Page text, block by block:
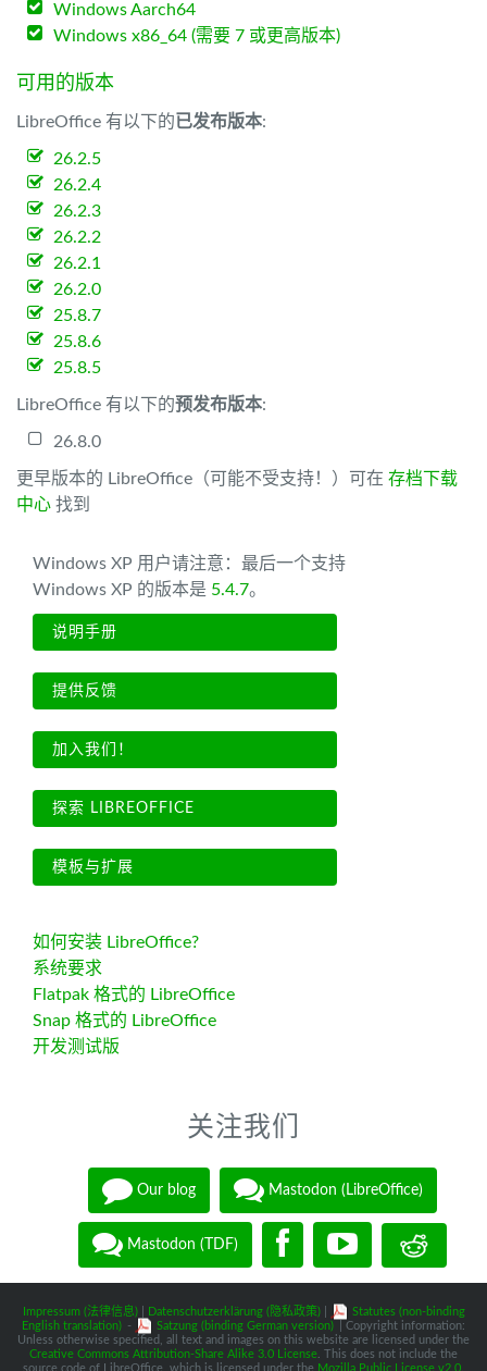
Windows Aarch64
Windows x86_64 (需要 7 或更高版本)
可用的版本
LibreOffice 有以下的已发布版本:
26.2.5
26.2.4
26.2.3
26.2.2
26.2.1
26.2.0
25.8.7
25.8.6
25.8.5
LibreOffice 有以下的预发布版本:
26.8.0
更早版本的 LibreOffice（可能不受支持！）可在 存档下载
中心 找到
Windows XP 用户请注意：最后一个支持
Windows XP 的版本是 5.4.7。
说明手册
提供反馈
加入我们！
探索 LIBREOFFICE
模板与扩展
如何安装 LibreOffice?
系统要求
Flatpak 格式的 LibreOffice
Snap 格式的 LibreOffice
开发测试版
关注我们
Our blog Mastodon (LibreOffice)
Mastodon (TDF)
Impressum (法律信息)| Datenschutzerklärung (隐私政策)|
Statutes (non-binding
English translation) - Satzung (binding German version)
| Copyright information:
Unless otherwise specified, all text and images on this website are licensed under the
Creative Commons Attribution-Share Alike 3.0 License . This does not include the
source code of LibreOffice, which is licensed under the Mozilla Public License v2.0